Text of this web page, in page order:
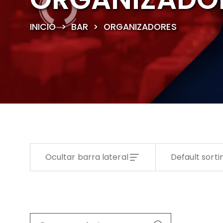
INICIO>BAR> ORGANIZADORES
Ocultar barra lateral Default